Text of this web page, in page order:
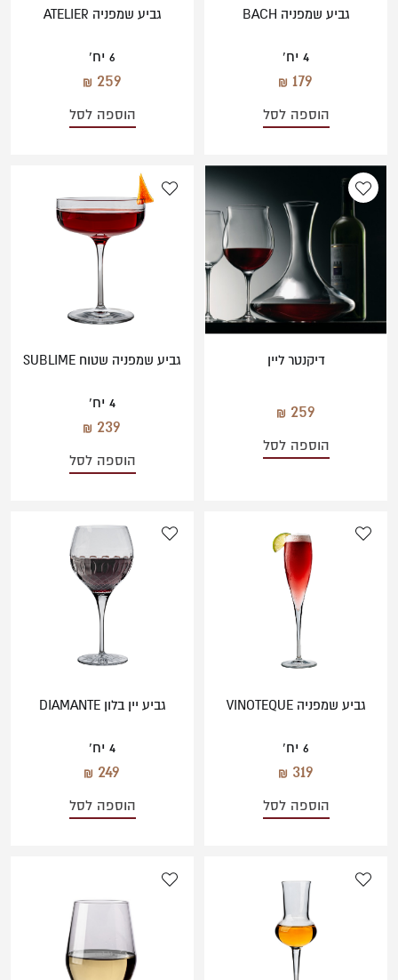
גביע שמפניה BACH
4 יח'
179
הוספה לסל
גביע שמפניה ATELIER
6 יח'
259
הוספה לסל
דיקנטר ליין
259
הוספה לסל
גביע שמפניה שטוח SUBLIME
4 יח'
239
הוספה לסל
גביע שמפניה VINOTEQUE
6 יח'
319
הוספה לסל
גביע יין בלון DIAMANTE
4 יח'
249
הוספה לסל